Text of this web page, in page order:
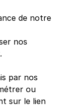
de notre
nos
par nos
ou
sur le lien